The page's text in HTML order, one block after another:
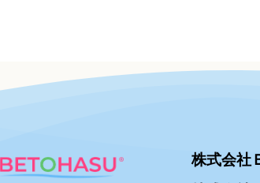
株式会社